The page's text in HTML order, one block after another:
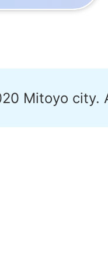
Mitoyo city.